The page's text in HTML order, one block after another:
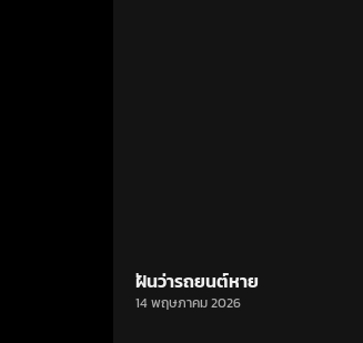
ฝันว่ารถยนต์หาย
14 พฤษภาคม 2026